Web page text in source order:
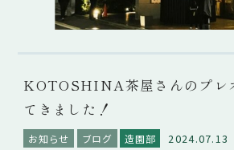
KOTOSHINA茶屋さんのプレ
てきました！
お知らせ ブログ 造園部 2024.07.13